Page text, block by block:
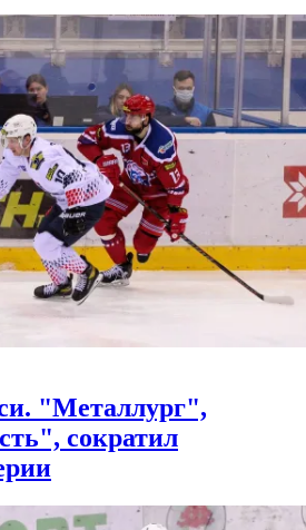
"Металлург",
сократил